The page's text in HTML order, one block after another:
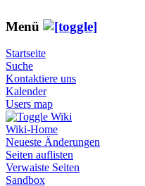
Menü
Startseite
Suche
Kontaktiere uns
Kalender
Users map
Wiki
Wiki-Home
Neueste Änderungen
Seiten auflisten
Verwaiste Seiten
Sandbox